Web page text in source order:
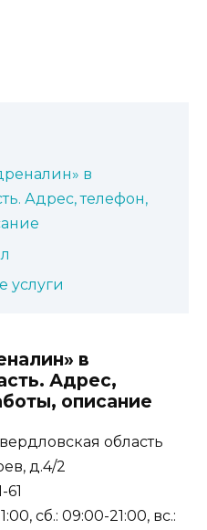
в
Адрес, телефон,
услуги
в
Адрес,
описание
область
д.4/2
61
сб.: 09:00-21:00, вс.: